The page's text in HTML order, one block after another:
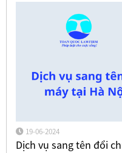
19-06-2024
Dịch vụ sang tên đổi